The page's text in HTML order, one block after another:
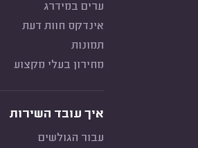
ערים במידרג
אינדקס חוות דעת
תמונות
מחירון בעלי מקצוע
איך עובד השירות
עבור הגולשים